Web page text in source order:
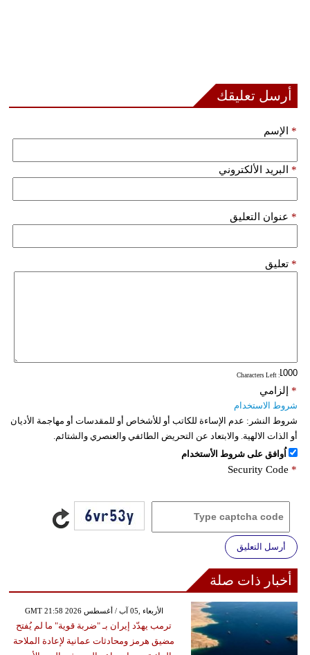
أرسل تعليقك
الإسم *
البريد الألكتروني *
عنوان التعليق *
تعليق *
: Characters Left
إلزامي *
شروط الاستخدام
شروط النشر: عدم الإساءة للكاتب أو للأشخاص أو للمقدسات أو مهاجمة الأديان
أو الذات الالهية. والابتعاد عن التحريض الطائفي والعنصري والشتائم.
اُوافق على شروط الأستخدام
Security Code *
أرسل التعليق
أخبار ذات صلة
GMT 21:58 2026 الأربعاء ,05 آب / أغسطس
ترمب يهدّد إيران بـ "ضربة قوية" ما لم يُفتح
مضيق هرمز ومحادثات عمانية لإعادة الملاحة